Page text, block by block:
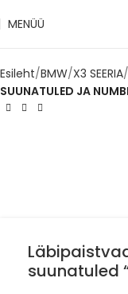
MENÜÜ
Esileht BMW X3 SEERIA
SUUNATULED JA
suunatuled